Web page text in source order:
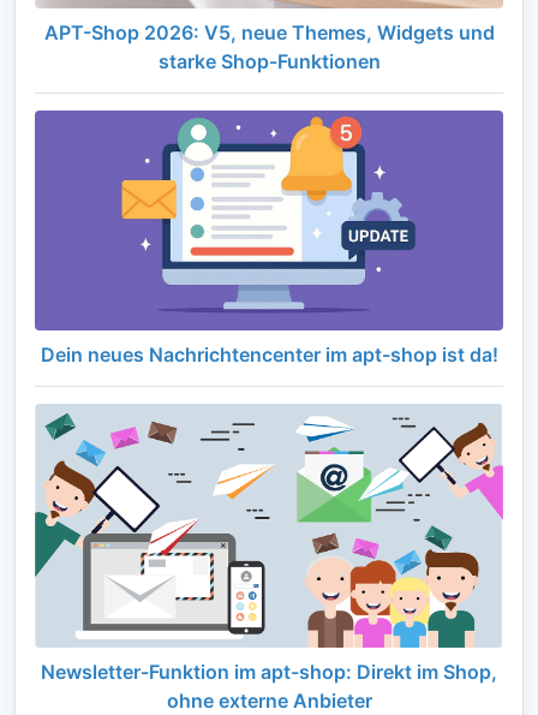
APT-Shop 2026: V5, neue Themes, Widgets und
starke Shop-Funktionen
Dein neues Nachrichtencenter im apt-shop ist da!
Newsletter-Funktion im apt-shop: Direkt im Shop,
ohne externe Anbieter